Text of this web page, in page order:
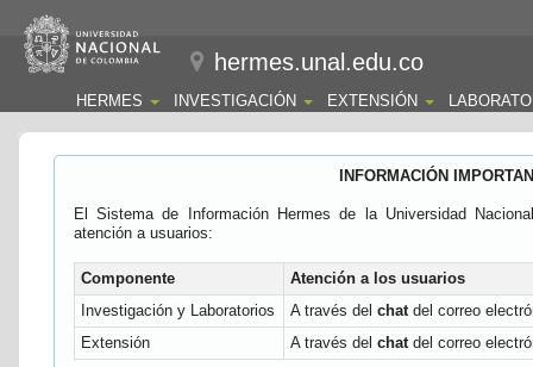
hermes.unal.edu.co
HERMES INVESTIGACIÓN EXTENSIÓN
INFORMACIÓN
El Sistema de Información Hermes de la Universidad
atención a usuarios:
Componente
Atención a los usuarios
Investigación y Laboratorios
A través del chatdel correo
Extensión
A través del chatdel correo